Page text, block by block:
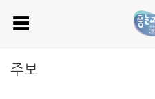
주보